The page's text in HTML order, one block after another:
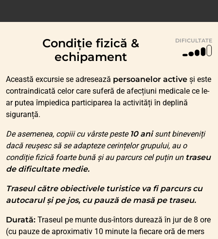
Condiție fizică &
echipament
DIFICULTATE
Această excursie se adresează persoanelor active și este
contraindicată celor care suferă de afecțiuni medicale ce le-
ar putea împiedica participarea la activități în deplină
siguranță.
De asemenea, copiii cu vârste peste 10 anisunt bineveniți
dacă reușesc să se adapteze cerințelor grupului, au o
condiție fizică foarte bună și au parcurs cel puțin un traseu
de dificultate medie.
Traseul către obiectivele turistice va fi parcurs cu
autocarul și pe jos, cu pauză de masă pe traseu.
Durată: Traseul pe munte dus-întors durează în jur de 8 ore
(cu pauze de aproximativ 10 minute la fiecare oră de mers